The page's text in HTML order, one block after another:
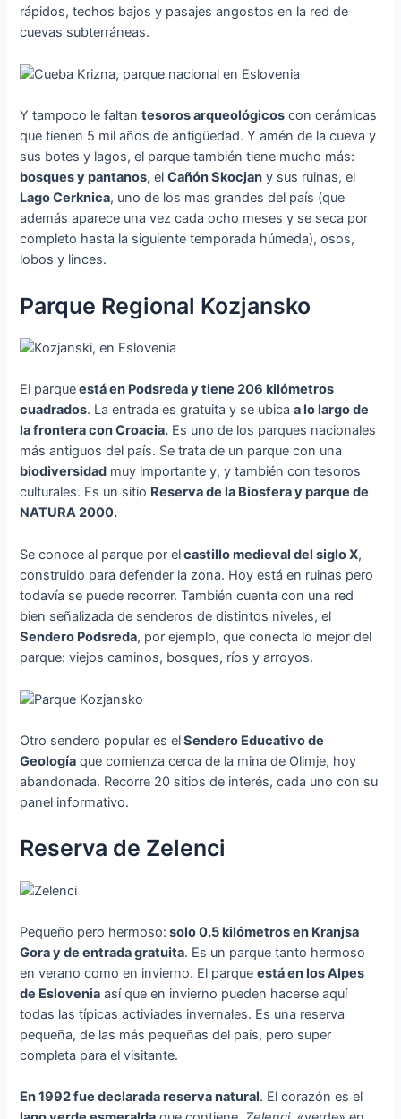
rápidos, techos bajos y pasajes angostos en la red de
cuevas subterráneas.
Y tampoco le faltantesoros arqueológicos con cerámicas
que tienen 5 mil años de antigüedad. Y amén de la cueva y
sus botes y lagos, el parque también tiene mucho más:
bosques y pantanos, elCañón Skocjan y sus ruinas, el
Lago Cerknica, uno de los mas grandes del país (que
además aparece una vez cada ocho meses y se seca por
completo hasta la siguiente temporada húmeda), osos,
lobos y linces.
Parque Regional Kozjansko
El parqueestá en Podsreda y tiene 206 kilómetros
cuadrados. La entrada es gratuita y se ubicaa lo largo de
la frontera con Croacia. Es uno de los parques nacionales
más antiguos del país. Se trata de un parque con una
biodiversidad muy importante y, y también con tesoros
culturales. Es un sitio Reserva de la Biosfera y parque de
NATURA 2000.
Se conoce al parque por elcastillo medieval del siglo X,
construido para defender la zona. Hoy está en ruinas pero
todavía se puede recorrer. También cuenta con una red
bien señalizada de senderos de distintos niveles, el
Sendero Podsreda, por ejemplo, que conecta lo mejor del
parque: viejos caminos, bosques, ríos y arroyos.
Otro sendero popular es elSendero Educativo de
Geología que comienza cerca de la mina de Olimje, hoy
abandonada. Recorre 20 sitios de interés, cada uno con su
panel informativo.
Reserva de Zelenci
Pequeño pero hermoso: solo 0.5 kilómetros en Kranjsa
Gora y de entrada gratuita. Es un parque tanto hermoso
en verano como en invierno. El parqueestá en los Alpes
de Eslovenia así que en invierno pueden hacerse aquí
todas las típicas activiades invernales. Es una reserva
pequeña, de las más pequeñas del país, pero super
completa para el visitante.
En 1992 fue declarada reserva natural. El corazón es el